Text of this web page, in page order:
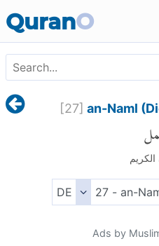
QuranO
[27] an-Naml
الكريم
Ads by